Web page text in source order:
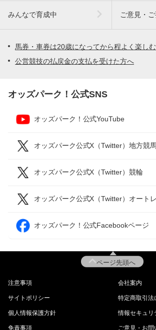
みんなで育成中 ご意見・
馬券・車券は20歳になってから程よく楽し
公営競技の払戻金の支払を受けた方へ
オッズパーク！公式SNS
オッズパーク！公式YouTube
オッズパーク公式X（Twitter）地方競
オッズパーク公式X（Twitter）競輪
オッズパーク公式X（Twitter）オート
オッズパーク！公式Facebookページ
ページ先頭へ
注意事項 会社案内
サイトポリシー 特定商取引法
個人情報保護方針 情報セキュリ
免責事項 ご意見・お問